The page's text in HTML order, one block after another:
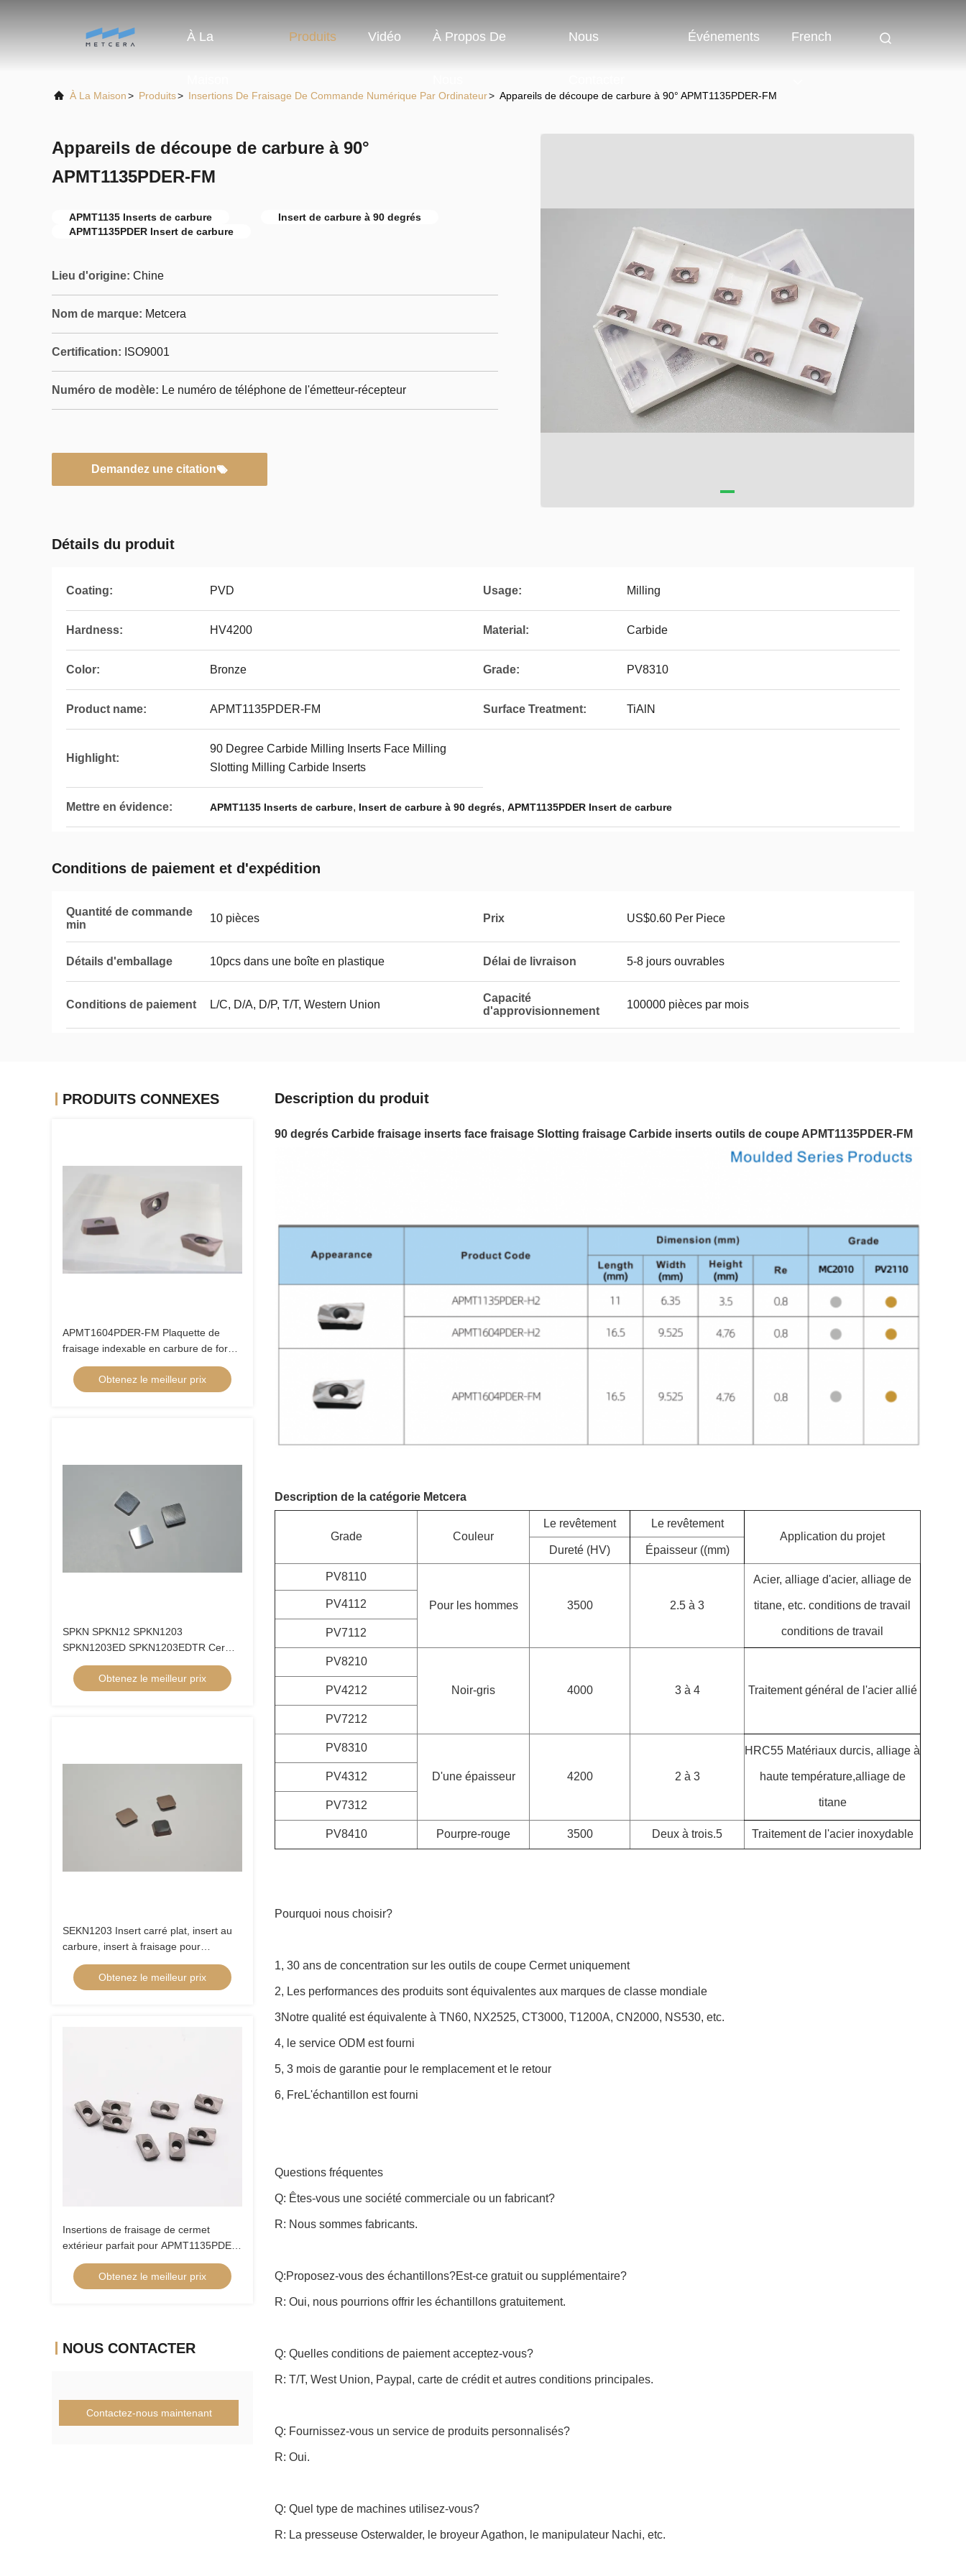
À La Produits Vidéo À Propos De Nous Événements French
À La Maison> Produits> Insertions De Fraisage De Commande Numérique Par Ordinateur> Appareils de découpe de carbure à 90° APMT1135PDER-FM
Appareils de découpe de carbure à 90°
APMT1135PDER-FM
APMT1135 Inserts de carbure
Insert de carbure à 90 degrés
APMT1135PDER Insert de carbure
Lieu d'origine: Chine
Nom de marque: Metcera
Certification: ISO9001
Numéro de modèle: Le numéro de téléphone de l'émetteur-récepteur
Demandez une citation
Détails du produit
Coating: PVD Usage: Milling
Hardness: HV4200 Material: Carbide
Color: Bronze Grade: PV8310
Product name: APMT1135PDER-FM Surface Treatment: TiAlN
Highlight:
90 Degree Carbide Milling Inserts Face Milling
Slotting Milling Carbide Inserts
Mettre en évidence: APMT1135 Inserts de carbure, Insert de carbure à 90 degrés, APMT1135PDER Insert de carbure
Conditions de paiement et d'expédition
Quantité de commande
min
10 pièces Prix US$0.60 Per Piece
Détails d'emballage 10pcs dans une boîte en plastique Délai de livraison 5-8 jours ouvrables
Conditions de paiement L/C, D/A, D/P, T/T, Western Union
Capacité
d'approvisionnement
100000 pièces par mois
PRODUITS CONNEXES
APMT1604PDER-FM Plaquette de
fraisage indexable en carbure de forme
parallélogramme Fraise en carbure
Plaquette en carbure Fraiseuse CNC
Obtenez le meilleur prix
SPKN SPKN12 SPKN1203
SPKN1203ED SPKN1203EDTR Cermet
inserts fraisage et tournage coupeuse
de fraisageObtenez le meilleur prix
SEKN1203 Insert carré plat, insert au
carbure, insert à fraisage pour
l'usinage d'acier allié dur, d'acier
inoxydableObtenez le meilleur prix
Insertions de fraisage de cermet
extérieur parfait pour APMT1135PDER-
H2 de finition en acier
Obtenez le meilleur prix
NOUS CONTACTER
Contactez-nous maintenant
Description du produit
90 degrés Carbide fraisage inserts face fraisage Slotting fraisage Carbide inserts outils de coupe APMT1135PDER-FM
Description de la catégorie Metcera
Grade Couleur
Le revêtement
Le revêtement
Application du projet
Dureté (HV)
Épaisseur ((mm)
PV8110
Pour les hommes 3500 2.5 à 3
Acier, alliage d'acier, alliage de
titane, etc. conditions de travail
conditions de travail
PV4112
PV7112
PV8210
Noir-gris 4000 3 à 4 Traitement général de l'acier allié
PV4212
PV7212
PV8310
D'une épaisseur 4200 2 à 3
HRC55 Matériaux durcis, alliage à
haute température,alliage de
titane
PV4312
PV7312
PV8410 Pourpre-rouge 3500 Deux à trois.5 Traitement de l'acier inoxydable
Pourquoi nous choisir?
1, 30 ans de concentration sur les outils de coupe Cermet uniquement
2, Les performances des produits sont équivalentes aux marques de classe mondiale
3Notre qualité est équivalente à TN60, NX2525, CT3000, T1200A, CN2000, NS530, etc.
4, le service ODM est fourni
5, 3 mois de garantie pour le remplacement et le retour
6, FreL'échantillon est fourni
Questions fréquentes
Q: Êtes-vous une société commerciale ou un fabricant?
R: Nous sommes fabricants.
Q:Proposez-vous des échantillons?Est-ce gratuit ou supplémentaire?
R: Oui, nous pourrions offrir les échantillons gratuitement.
Q: Quelles conditions de paiement acceptez-vous?
R: T/T, West Union, Paypal, carte de crédit et autres conditions principales.
Q: Fournissez-vous un service de produits personnalisés?
R: Oui.
Q: Quel type de machines utilisez-vous?
R: La presseuse Osterwalder, le broyeur Agathon, le manipulateur Nachi, etc.